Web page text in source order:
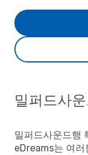
밀퍼드사
밀퍼드사운드행
eDreams는 여